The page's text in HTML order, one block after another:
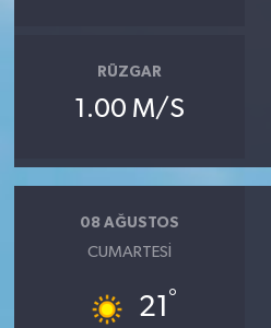
RÜZGAR
1.00 M/S
08 AĞUSTOS
CUMARTESI
21 °